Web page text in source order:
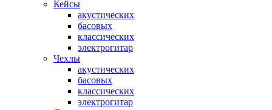
Кейсы
акустических
басовых
классических
электрогитар
Чехлы
акустических
басовых
классических
электрогитар